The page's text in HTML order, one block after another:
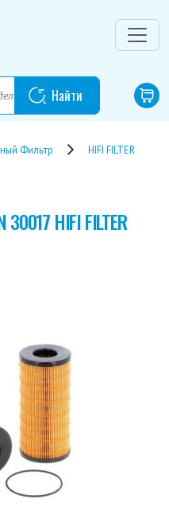
Фильтр
HIFI FILTER
30017 HIFI FILTER